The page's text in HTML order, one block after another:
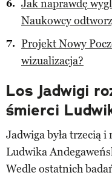
Jak naprawdę
Naukowcy
Projekt Nowy
wizualizacja?
Los Jadwigi
śmierci
Jadwiga była trzecią i
Ludwika
Wedle ostatnich